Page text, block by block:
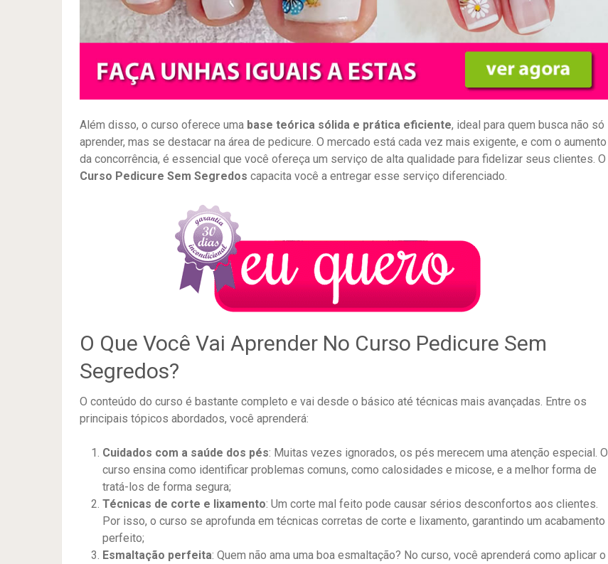
Além disso, o curso oferece uma base teórica sólida e prática eficiente, ideal para quem busca não só
aprender, mas se destacar na área de pedicure. O mercado está cada vez mais exigente, e com o aumento
da concorrência, é essencial que você ofereça um serviço de alta qualidade para fidelizar seus clientes. O
Curso Pedicure Sem Segredos capacita você a entregar esse serviço diferenciado.
O Que Você Vai Aprender No Curso Pedicure Sem
Segredos?
O conteúdo do curso é bastante completo e vai desde o básico até técnicas mais avançadas. Entre os
principais tópicos abordados, você aprenderá:
Cuidados com a saúde dos pés: Muitas vezes ignorados, os pés merecem uma atenção especial. O
curso ensina como identificar problemas comuns, como calosidades e micose, e a melhor forma de
tratá-los de forma segura;
Técnicas de corte e lixamento: Um corte mal feito pode causar sérios desconfortos aos clientes.
Por isso, o curso se aprofunda em técnicas corretas de corte e lixamento, garantindo um acabamento
perfeito;
Esmaltação perfeita: Quem não ama uma boa esmaltação? No curso, você aprenderá como aplicar o